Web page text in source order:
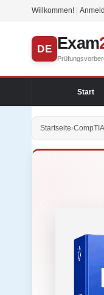
Willkommen!
DE Exam
Start
Startseite›CompTIA